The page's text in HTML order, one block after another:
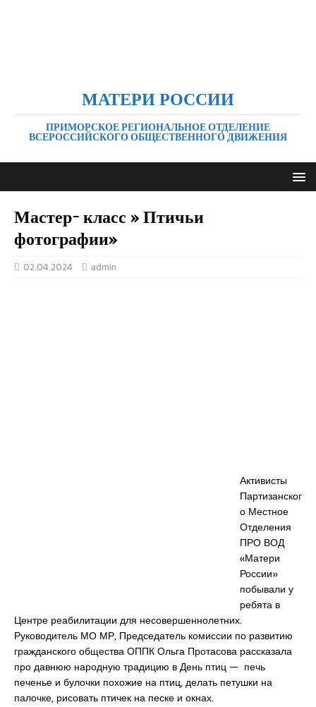
МАТЕРИ РОССИИ
ПРИМОРСКОЕ РЕГИОНАЛЬНОЕ ОТДЕЛЕНИЕ
ВСЕРОССИЙСКОГО ОБЩЕСТВЕННОГО ДВИЖЕНИЯ
Мастер- класс » Птичьи
фотографии»
02.04.2024 admin
Активисты
Партизанског
о Местное
Отделения
ПРО ВОД
«Матери
России»
побывали у
ребята в
Центре реабилитации для несовершеннолетних.
Руководитель МО МР, Председатель комиссии по развитию
гражданского общества ОППК Ольга Протасова рассказала
про давнюю народную традицию в День птиц — печь
печенье и булочки похожие на птиц, делать петушки на
палочке, рисовать птичек на песке и окнах.